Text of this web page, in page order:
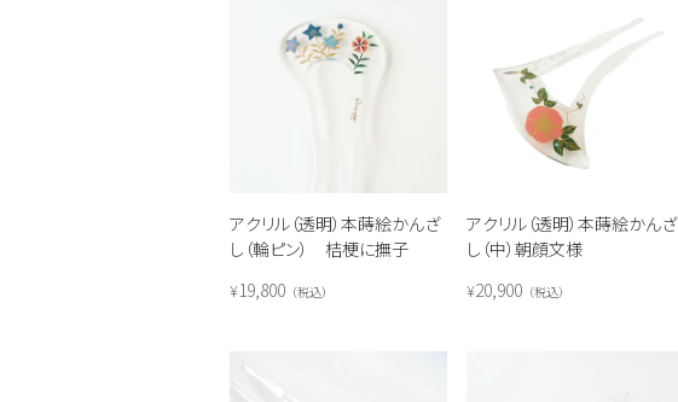
アクリル（透明）本蒔絵かんざ
し（輪ピン） 桔梗に撫子
¥19,800 税込
アクリル（透明）本蒔絵かんざ
し（中）朝顔文様
¥20,900 税込